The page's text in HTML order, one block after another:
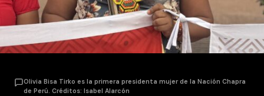
Olivia Bisa Tirko es la primera presidenta mujer de la Nación Chapra
de Perú. Créditos: Isabel Alarcón